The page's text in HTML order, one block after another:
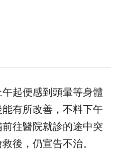
起便感到頭暈等身體
有所改善，不料下午
往醫院就診的途中突
後，仍宣告不治。